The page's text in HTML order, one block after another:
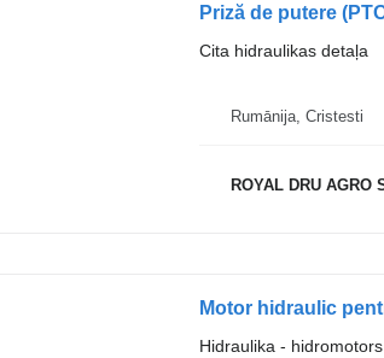
Priză de putere
Cita hidraulikas detaļa
Rumānija, Cristesti
ROYAL DRU AGRO
Hidraulika - hidromotors